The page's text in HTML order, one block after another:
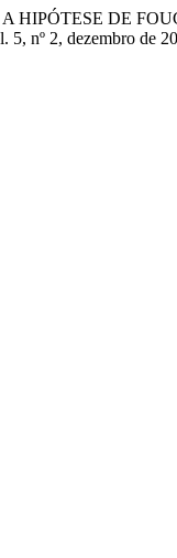
A HIPÓTESE DE
5, nº 2, dezembro de